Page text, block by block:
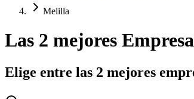
Melilla
Las 2 mejores
Elige entre las 2 mejores